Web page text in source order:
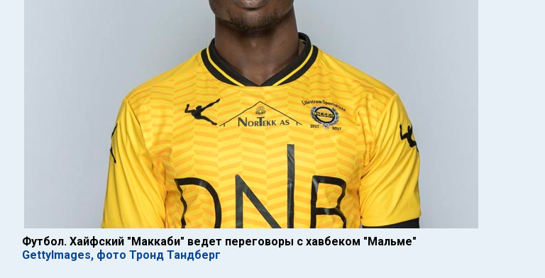
Футбол. Хайфский "Маккаби" ведет переговоры с хавбеком "Мальме"
GettyImages, фото Тронд Тандберг